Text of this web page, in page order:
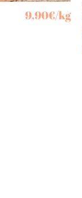
9,90€/kg